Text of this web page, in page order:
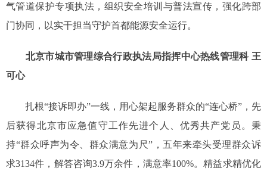
气管道保护专项执法，组织安全培训与普法宣传，强化跨部
门协同，以实干担当守护首都能源安全运行。
北京市城市管理综合行政执法局指挥中心热线管理科 王
可心
扎根“接诉即办”一线，用心架起服务群众的“连心桥”，先
后获得北京市应急值守工作先进个人、优秀共产党员。秉
持“群众呼声为令、群众满意为尺”，五年来牵头受理群众诉
求3134件，解答咨询3.9万余件，满意率100%。精益求精优化